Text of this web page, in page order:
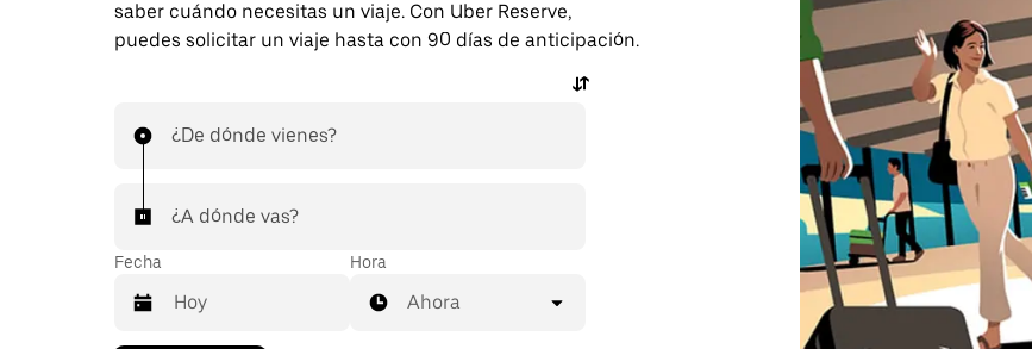
saber cuándo necesitas un viaje. Con Uber Reserve,
puedes solicitar un viaje hasta con 90 días de anticipación.
¿De dónde vienes?
¿A dónde vas?
Fecha Hora
Ahora